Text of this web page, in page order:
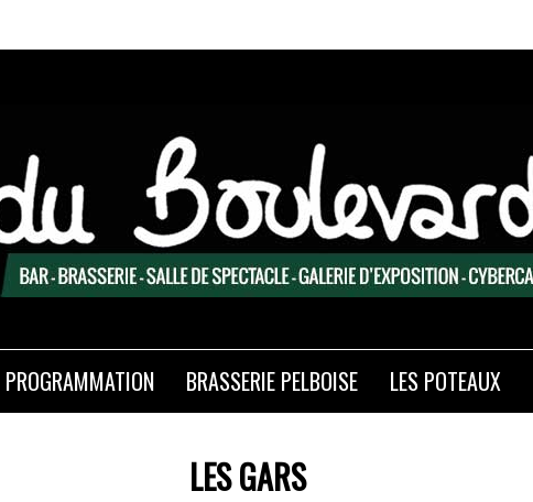
PROGRAMMATION BRASSERIE PELBOISE LES POTEAUX
LES GARS